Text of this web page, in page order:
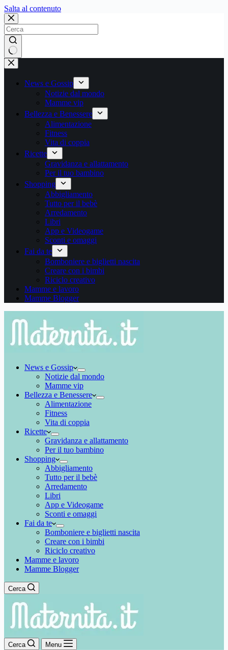
Salta al contenutoSalta
contenuto
Nessun
risultato
News e Gossip
Notizie dal mondo
Mamme vip
Bellezza e Benessere
Alimentazione
Fitness
Vita di coppia
Ricette
Gravidanza e allattamento
Per il tuo bambino
Shopping
Abbigliamento
Tutto per il bebè
Arredamento
Libri
App e Videogame
Sconti e omaggi
Fai da te
Bomboniere e biglietti nascita
Creare con i bimbi
Riciclo creativo
Mamme e lavoro
Mamme Blogger
News e Gossip
Notizie dal mondo
Mamme vip
Bellezza e Benessere
Alimentazione
Fitness
Vita di coppia
Ricette
Gravidanza e allattamento
Per il tuo bambino
Shopping
Abbigliamento
Tutto per il bebè
Arredamento
Libri
App e Videogame
Sconti e omaggi
Fai da te
Bomboniere e biglietti nascita
Creare con i bimbi
Riciclo creativo
Mamme e lavoro
Mamme Blogger
Cerca
Cerca Menu